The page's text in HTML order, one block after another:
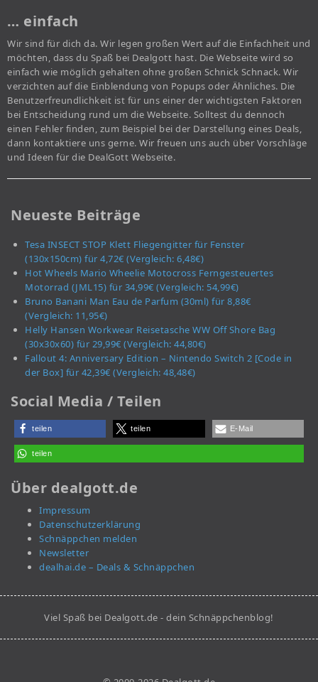
… einfach
Wir sind für dich da. Wir legen großen Wert auf die Einfachheit und
möchten, dass du Spaß bei Dealgott hast. Die Webseite wird so
einfach wie möglich gehalten ohne großen Schnick Schnack. Wir
verzichten auf die Einblendung von Popups oder Ähnliches. Die
Benutzerfreundlichkeit ist für uns einer der wichtigsten Faktoren
bei Entscheidung rund um die Webseite. Solltest du dennoch
einen Fehler finden, zum Beispiel bei der Darstellung eines Deals,
dann kontaktiere uns gerne. Wir freuen uns auch über Vorschläge
und Ideen für die DealGott Webseite.
Neueste Beiträge
Tesa INSECT STOP Klett Fliegengitter für Fenster
(130x150cm) für 4,72€ (Vergleich: 6,48€)
Hot Wheels Mario Wheelie Motocross Ferngesteuertes
Motorrad (JML15) für 34,99€ (Vergleich: 54,99€)
Bruno Banani Man Eau de Parfum (30ml) für 8,88€
(Vergleich: 11,95€)
Helly Hansen Workwear Reisetasche WW Off Shore Bag
(30x30x60) für 29,99€ (Vergleich: 44,80€)
Fallout 4: Anniversary Edition – Nintendo Switch 2 [Code in
der Box] für 42,39€ (Vergleich: 48,48€)
Social Media / Teilen
teilen teilen E-Mail
teilen
Über dealgott.de
Impressum
Datenschutzerklärung
Schnäppchen melden
Newsletter
dealhai.de – Deals & Schnäppchen
Viel Spaß bei Dealgott.de - dein Schnäppchenblog!